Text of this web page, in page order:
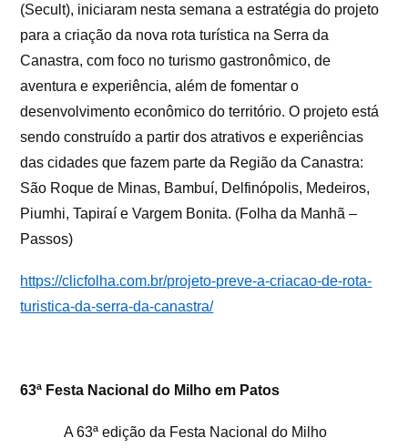
(Secult), iniciaram nesta semana a estratégia do projeto
para a criação da nova rota turística na Serra da
Canastra, com foco no turismo gastronômico, de
aventura e experiência, além de fomentar o
desenvolvimento econômico do território. O projeto está
sendo construído a partir dos atrativos e experiências
das cidades que fazem parte da Região da Canastra:
São Roque de Minas, Bambuí, Delfinópolis, Medeiros,
Piumhi, Tapiraí e Vargem Bonita. (Folha da Manhã –
Passos)
https://clicfolha.com.br/projeto-preve-a-criacao-de-rota-
turistica-da-serra-da-canastra/
63ª Festa Nacional do Milho em Patos
A 63ª edição da Festa Nacional do Milho